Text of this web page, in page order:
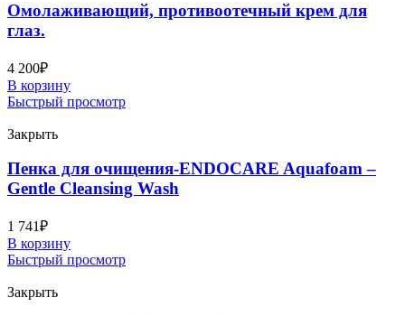
Омолаживающий, противоотечный крем для
глаз.
4 200₽
В корзину
Быстрый просмотр
Закрыть
Пенка для очищения-ENDOCARE Aquafoam –
Gentle Cleansing Wash
1 741₽
В корзину
Быстрый просмотр
Закрыть